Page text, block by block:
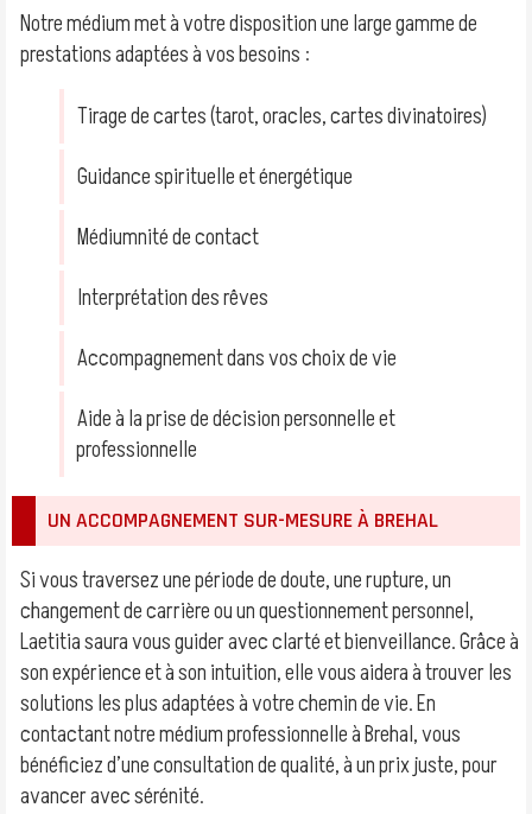
Notre médium met à votre disposition une large gamme de
prestations adaptées à vos besoins :
Tirage de cartes (tarot, oracles, cartes divinatoires)
Guidance spirituelle et énergétique
Médiumnité de contact
Interprétation des rêves
Accompagnement dans vos choix de vie
Aide à la prise de décision personnelle et
professionnelle
UN ACCOMPAGNEMENT SUR-MESURE À BREHAL
Si vous traversez une période de doute, une rupture, un
changement de carrière ou un questionnement personnel,
Laetitia saura vous guider avec clarté et bienveillance. Grâce à
son expérience et à son intuition, elle vous aidera à trouver les
solutions les plus adaptées à votre chemin de vie. En
contactant notre médium professionnelle à Brehal, vous
bénéficiez d’une consultation de qualité, à un prix juste, pour
avancer avec sérénité.